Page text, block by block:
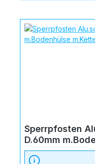
Sperrpfosten
D.60mm